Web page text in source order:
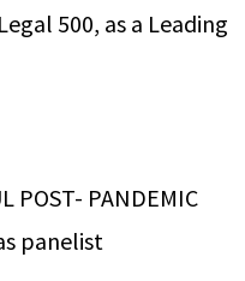
500, as a Leading
POST- PANDEMIC
panelist